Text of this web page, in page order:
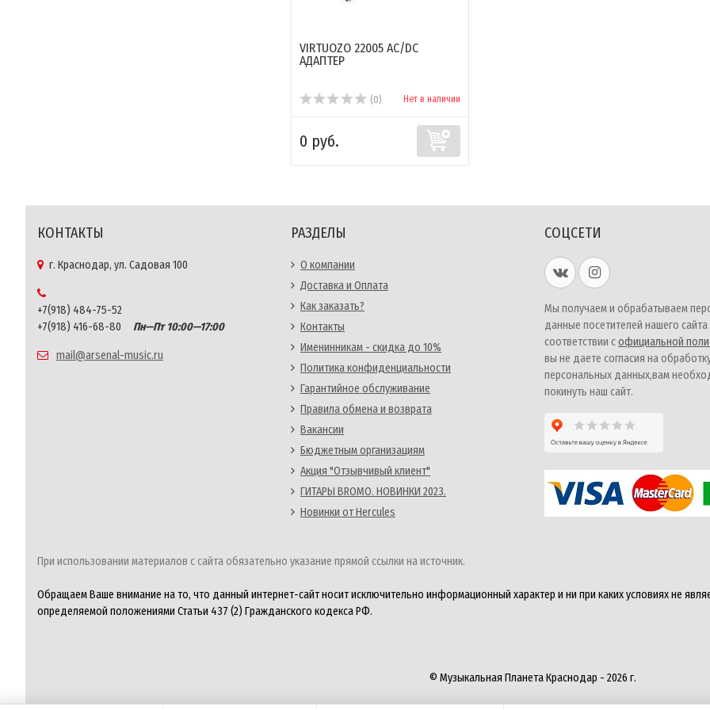
VIRTUOZO 22005 AC/DC
АДАПТЕР
(0) Нет в наличии
0 руб.
КОНТАКТЫ
г. Краснодар, ул. Садовая 100
+7(918) 484-75-52
+7(918) 416-68-80
Пн—Пт 10:00—17:00
mail@arsenal-music.ru
РАЗДЕЛЫ
О компании
Доставка и Оплата
Как заказать?
Контакты
Именинникам - скидка до 10%
Политика конфиденциальности
Гарантийное обслуживание
Правила обмена и возврата
Вакансии
Бюджетным организациям
Акция "Отзывчивый клиент"
ГИТАРЫ BROMO. НОВИНКИ 2023.
Новинки от Hercules
СОЦСЕТИ
Мы получаем и обрабатываем
данные посетителей нашего сайта
соответствии софициальной
вы не даете согласия на
персональных данных,вам
покинуть наш сайт.
При использовании материалов с сайта обязательно указание прямой ссылки на источник.
Обращаем Ваше внимание на то, что данный интернет-сайт носит исключительно информационный характер и ни при каких условиях не
определяемой положениями Статьи 437 (2) Гражданского кодекса РФ.
© Музыкальная Планета Краснодар - 2026 г.